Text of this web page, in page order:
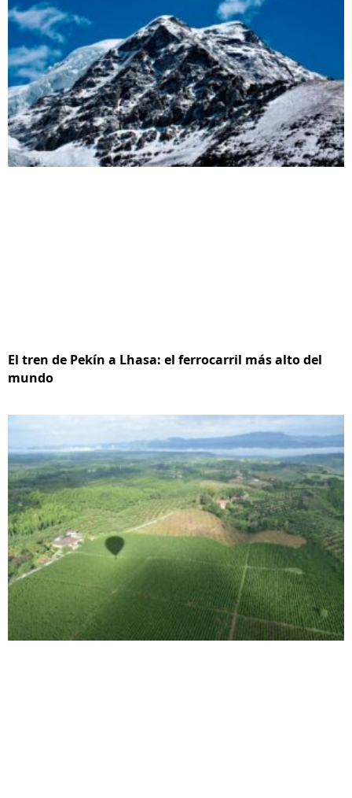
El tren de Pekín a Lhasa: el ferrocarril más alto del
mundo